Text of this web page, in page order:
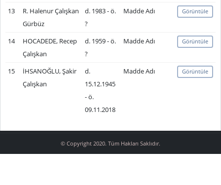
13
R. Halenur Çalışkan
Gürbüz
d. 1983 - ö.
?
Madde Adı Görüntüle
14
HOCADEDE, Recep
Çalışkan
d. 1959 - ö.
?
Madde Adı Görüntüle
15
İHSANOĞLU, Şakir
Çalışkan
d.
15.12.1945
- ö.
09.11.2018
Madde Adı Görüntüle
© Copyright 2020. Tüm Hakları Saklıdır.